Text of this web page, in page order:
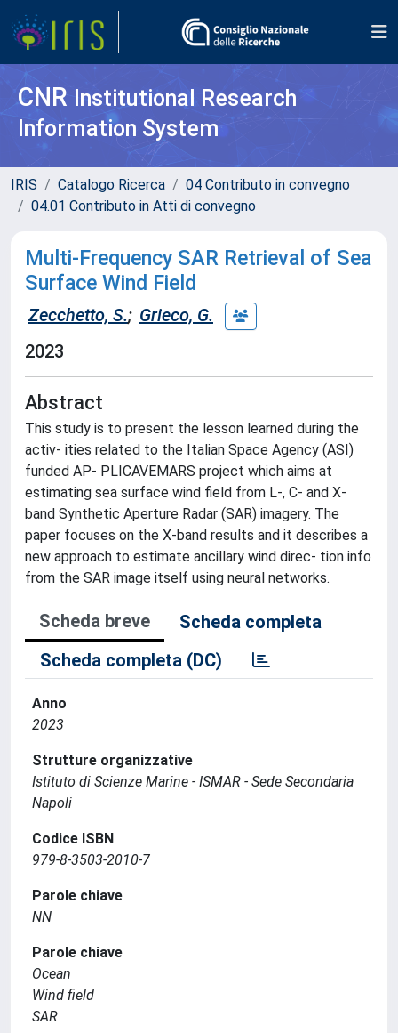
CNR Institutional Research
Information System
IRIS Catalogo Ricerca
04 Contributo in convegno
04.01 Contributo in Atti di convegno
Multi-Frequency SAR Retrieval of Sea
Surface Wind Field
Zecchetto, S.; Grieco, G.
2023
Abstract
This study is to present the lesson learned during the
activ- ities related to the Italian Space Agency (ASI)
funded AP- PLICAVEMARS project which aims at
estimating sea surface wind field from L-, C- and X-
band Synthetic Aperture Radar (SAR) imagery. The
paper focuses on the X-band results and it describes a
new approach to estimate ancillary wind direc- tion info
from the SAR image itself using neural networks.
Scheda breve
Scheda completa
Scheda completa (DC)
Anno
2023
Strutture organizzative
Istituto di Scienze Marine - ISMAR - Sede Secondaria
Napoli
Codice ISBN
979-8-3503-2010-7
Parole chiave
NN
Parole chiave
Ocean
Wind field
SAR